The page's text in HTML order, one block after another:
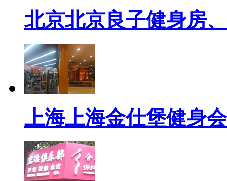
北京北京良子健身房
上海上海金仕堡健身